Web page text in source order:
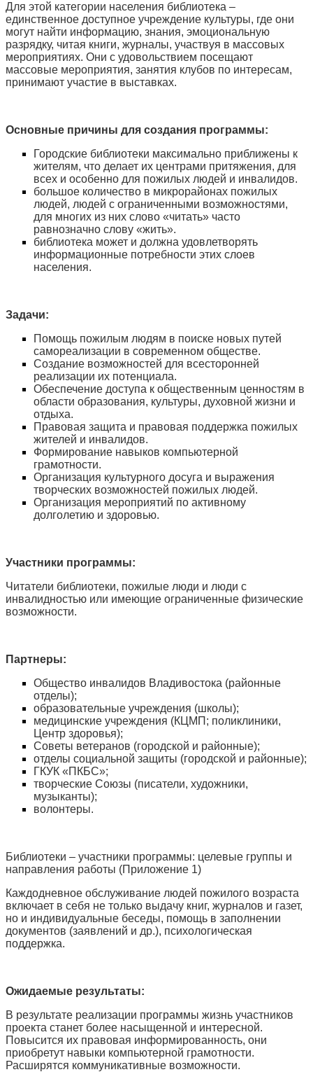
Для этой категории населения библиотека –
единственное доступное учреждение культуры, где они
могут найти информацию, знания, эмоциональную
разрядку, читая книги, журналы, участвуя в массовых
мероприятиях. Они с удовольствием посещают
массовые мероприятия, занятия клубов по интересам,
принимают участие в выставках.
Основные причины для создания программы:
Городские библиотеки максимально приближены к
жителям, что делает их центрами притяжения, для
всех и особенно для пожилых людей и инвалидов.
большое количество в микрорайонах пожилых
людей, людей с ограниченными возможностями,
для многих из них слово «читать» часто
равнозначно слову «жить».
библиотека может и должна удовлетворять
информационные потребности этих слоев
населения.
Задачи:
Помощь пожилым людям в поиске новых путей
самореализации в современном обществе.
Создание возможностей для всесторонней
реализации их потенциала.
Обеспечение доступа к общественным ценностям в
области образования, культуры, духовной жизни и
отдыха.
Правовая защита и правовая поддержка пожилых
жителей и инвалидов.
Формирование навыков компьютерной
грамотности.
Организация культурного досуга и выражения
творческих возможностей пожилых людей.
Организация мероприятий по активному
долголетию и здоровью.
Участники программы:
Читатели библиотеки, пожилые люди и люди с
инвалидностью или имеющие ограниченные физические
возможности.
Партнеры:
Общество инвалидов Владивостока (районные
отделы);
образовательные учреждения (школы);
медицинские учреждения (КЦМП; поликлиники,
Центр здоровья);
Советы ветеранов (городской и районные);
отделы социальной защиты (городской и районные);
ГКУК «ПКБС»;
творческие Союзы (писатели, художники,
музыканты);
волонтеры.
Библиотеки – участники программы: целевые группы и
направления работы (Приложение 1)
Каждодневное обслуживание людей пожилого возраста
включает в себя не только выдачу книг, журналов и газет,
но и индивидуальные беседы, помощь в заполнении
документов (заявлений и др.), психологическая
поддержка.
Ожидаемые результаты:
В результате реализации программы жизнь участников
проекта станет более насыщенной и интересной.
Повысится их правовая информированность, они
приобретут навыки компьютерной грамотности.
Расширятся коммуникативные возможности.